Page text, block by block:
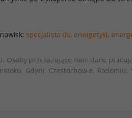
specjalista ds. energetyki,
Osoby przekazujące nam dane
Gdyni, Częstochowie,